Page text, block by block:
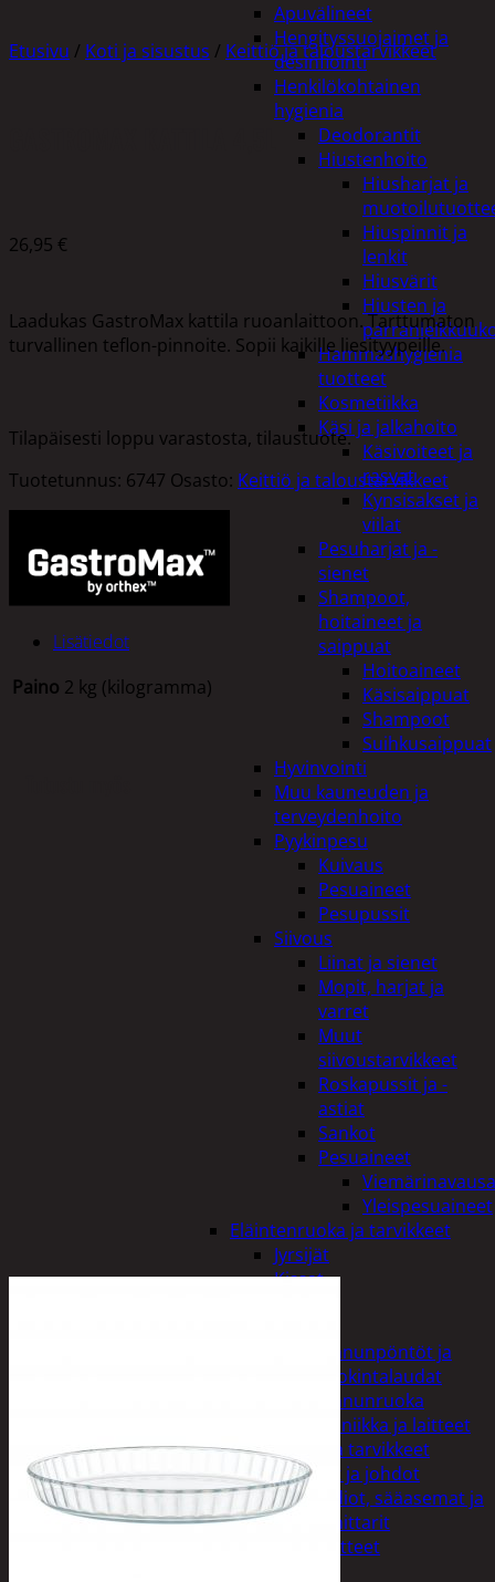
Apuvälineet
Hengityssuojaimet ja
desinfiointi
Henkilökohtainen
hygienia
Deodorantit
Hiustenhoito
Hiusharjat ja
Hiuspinnit ja
lenkit
Hiusvärit
Hiusten ja
Hammashygienia
tuotteet
Kosmetiikka
Käsi ja jalkahoito
Käsivoiteet ja
rasvat
Kynsisakset ja
viilat
Pesuharjat ja -
sienet
Shampoot,
hoitaineet ja
saippuat
Hoitoaineet
Käsisaippuat
Shampoot
Suihkusaippuat
Hyvinvointi
Muu kauneuden ja
terveydenhoito
Pyykinpesu
Kuivaus
Pesuaineet
Pesupussit
Siivous
Liinat ja sienet
Mopit, harjat ja
varret
Muut
siivoustarvikkeet
Roskapussit ja -
astiat
Sankot
Pesuaineet
Yleispesuaineet
Eläintenruoka ja tarvikkeet
Jyrsijät
Kissat
Linnunpöntöt ja
ruokintalaudat
Linnunruoka
Kodin elektroniikka ja laitteet
Imurit ja tarvikkeet
Kaapelit ja johdot
Kelloradiot, sääasemat ja
lämpömittarit
Oheislaitteet
Etusivu / Koti ja sisustus / Keittiö ja taloustarvikkeet
26,95 €
Laadukas GastroMax kattila ruoanlaittoon. Tarttumaton
turvallinen teflon-pinnoite. Sopii kaikille liesityypeille.
Tilapäisesti loppu varastosta, tilaustuote.
Tuotetunnus: 6747 Osasto: Keittiö ja taloustarvikkeet
Lisätiedot
Paino 2 kg (kilogramma)